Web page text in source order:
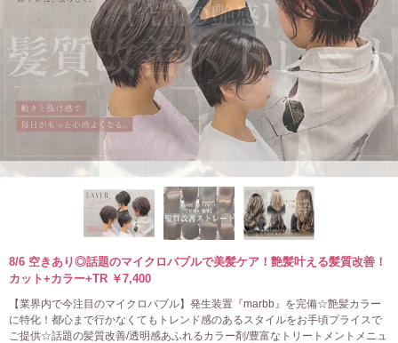
8/6 空きあり◎話題のマイクロバブルで美髪ケア！艶髪叶える髪質改善！
カット+カラー+TR ￥7,400
【業界内で今注目のマイクロバブル】発生装置『marbb』を完備☆艶髪カラー
に特化！都心まで行かなくてもトレンド感のあるスタイルをお手頃プライスで
ご提供☆話題の髪質改善/透明感あふれるカラー剤/豊富なトリートメントメニュ